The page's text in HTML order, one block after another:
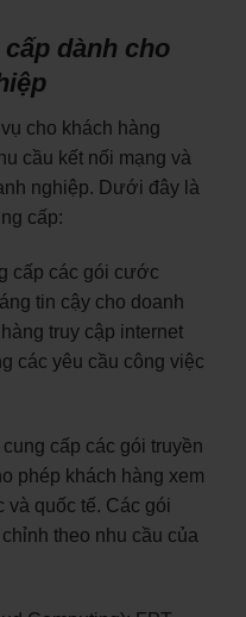
dành cho
cho khách hàng
cầu kết nối mạng và
nghiệp. Dưới đây là
cấp:
cấp các gói cước
tin cậy cho doanh
truy cập internet
các yêu cầu công việc
cấp các gói truyền
phép khách hàng xem
và quốc tế. Các gói
theo nhu cầu của